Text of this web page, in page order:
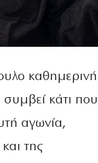
καθημερινή
κάτι που
αγωνία,
της